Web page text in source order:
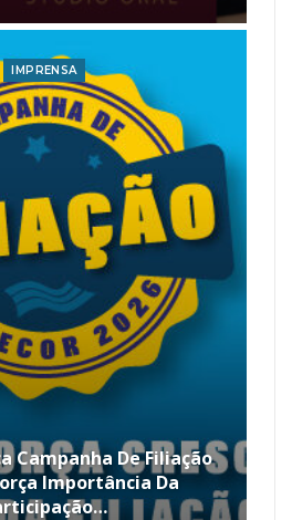
IMPRENSA
Campanha De Filiação
Importância Da